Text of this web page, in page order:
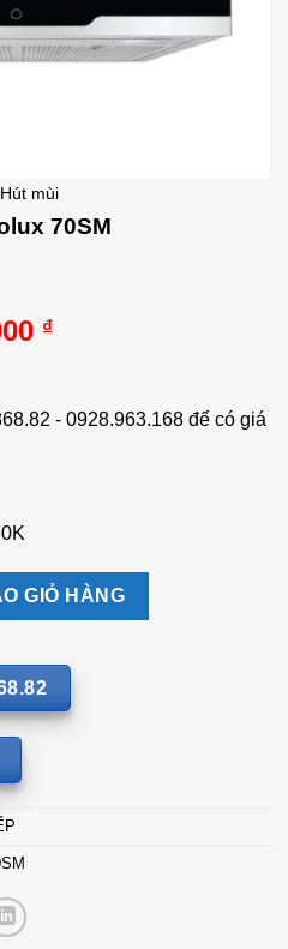
Hút mùi
70SM
₫.
₫Giá
là:
- 0928.963.168 để có giá
số lượng
GIỎ HÀNG